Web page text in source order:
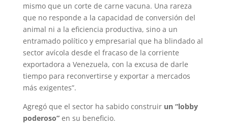
mismo que un corte de carne vacuna. Una rareza
que no responde a la capacidad de conversión del
animal ni a la eficiencia productiva, sino a un
entramado político y empresarial que ha blindado al
sector avícola desde el fracaso de la corriente
exportadora a Venezuela, con la excusa de darle
tiempo para reconvertirse y exportar a mercados
más exigentes”.
Agregó que el sector ha sabido construir un “lobby
poderoso”en su beneficio.